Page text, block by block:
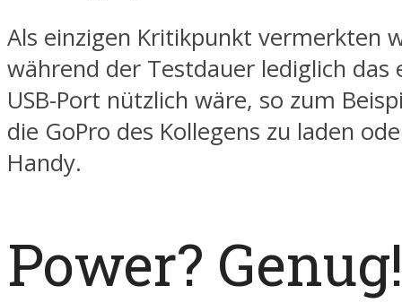
Als einzigen Kritikpunkt vermerkten
während der Testdauer lediglich das
USB-Port nützlich wäre, so zum
die GoPro des Kollegens zu laden
Handy.
Power?